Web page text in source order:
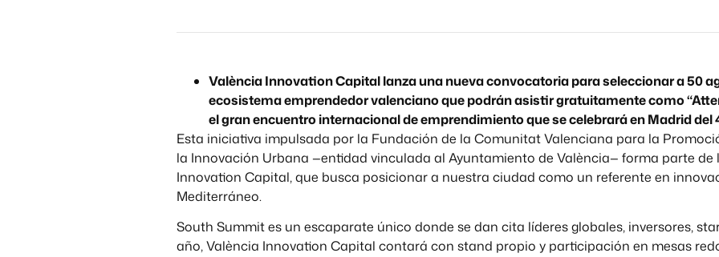
València Innovation Capital lanza una nueva convocatoria para seleccionar a 50
ecosistema emprendedor valenciano que podrán asistir gratuitamente como
el gran encuentro internacional de emprendimiento que se celebrará en Madrid del
Esta iniciativa impulsada por la Fundación de la Comunitat Valenciana para la
la Innovación Urbana —entidad vinculada al Ayuntamiento de València— forma parte de
Innovation Capital, que busca posicionar a nuestra ciudad como un referente en
Mediterráneo.
South Summit es un escaparate único donde se dan cita líderes globales, inversores,
año, València Innovation Capital contará con stand propio y participación en mesas